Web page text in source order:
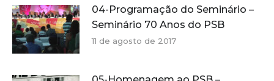
04-Programação do Seminário –
Seminário 70 Anos do PSB
11 de agosto de 2017